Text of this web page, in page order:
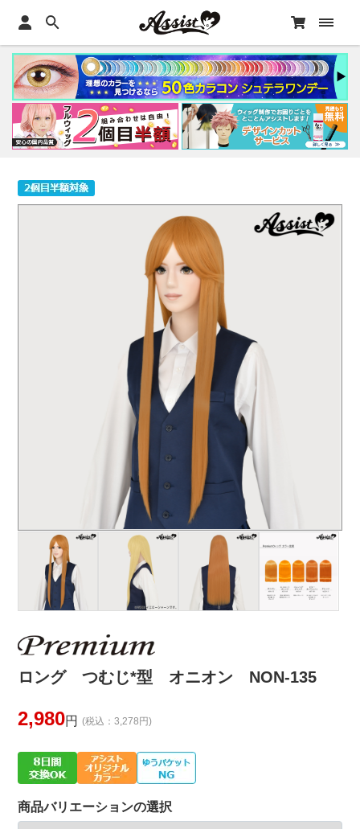
ロング つむじ*型 オニオン NON-135
2,980円 (税込：3,278円)
商品バリエーションの選択